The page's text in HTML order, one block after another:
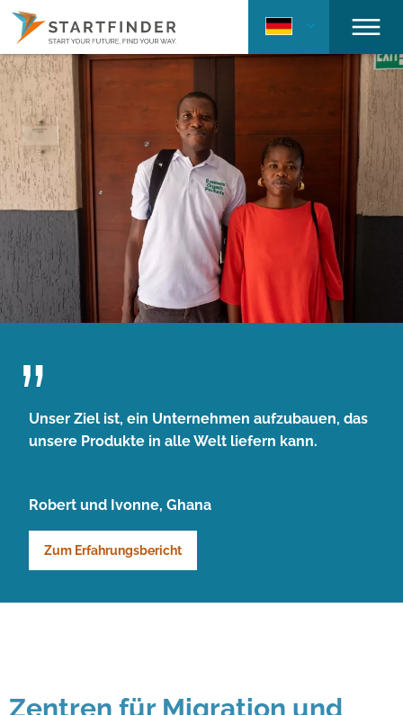
Unser Ziel ist, ein Unternehmen aufzubauen, das
unsere Produkte in alle Welt liefern kann.
Robert und Ivonne, Ghana
Zum Erfahrungsbericht
Zentren für Migration und